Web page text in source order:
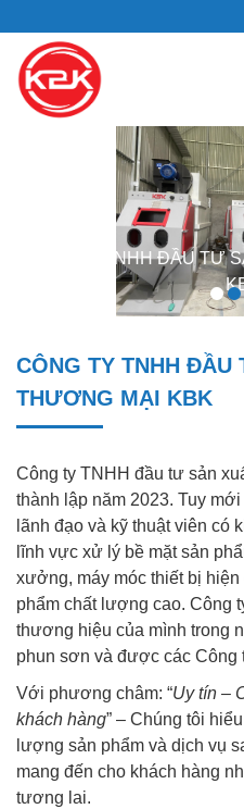
CÔNG TY TNHH ĐẦU TƯ
CÔNG TY TNHH ĐẦU TƯ
CÔNG TY TNHH ĐẦU TƯ
CÔNG TY TNHH ĐẦU TƯ
CÔNG TY TNHH ĐẦU
THƯƠNG MẠI KBK
Công ty TNHH đầu tư sản
thành lập năm 2023. Tuy
lãnh đạo và kỹ thuật viên có
lĩnh vực xử lý bề mặt sản
xưởng, máy móc thiết bị
phẩm chất lượng cao. Công
thương hiệu của mình trong
phun sơn và được các Công
Với phương châm: “Uy tín –
khách hàng” – Chúng tôi
lượng sản phẩm và dịch vụ
mang đến cho khách hàng
tương lai.